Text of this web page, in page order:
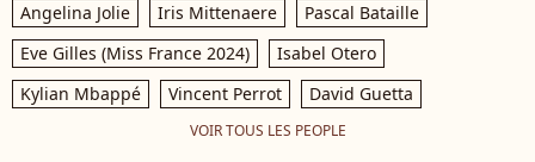
Angelina Jolie Iris Mittenaere
Pascal Bataille
Eve Gilles (Miss France 2024)
Isabel Otero
Kylian Mbappé
Vincent Perrot David Guetta
VOIR TOUS LES PEOPLE